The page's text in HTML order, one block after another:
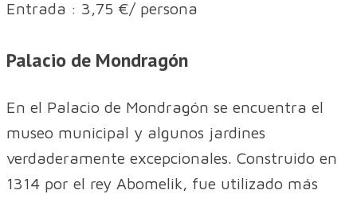
Entrada : 3,75 €/ persona
Palacio de Mondragón
En el Palacio de Mondragón se encuentra el
museo municipal y algunos jardines
verdaderamente excepcionales. Construido en
1314 por el rey Abomelik, fue utilizado más